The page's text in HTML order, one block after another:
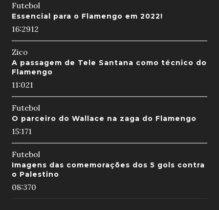
Futebol
Essencial para o Flamengo em 2022!
16:2912
Zico
A passagem de Tele Santana como técnico do
Flamengo
11:021
Futebol
O parceiro do Wallace na zaga do Flamengo
15:171
Futebol
Imagens das comemorações dos 5 gols contra
o Palestino
08:370